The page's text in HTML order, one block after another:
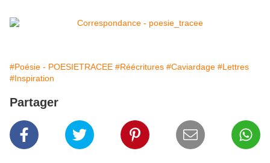
#Poésie - POESIETRACEE #Réécritures #Caviardage #Lettres
#Inspiration
Partager